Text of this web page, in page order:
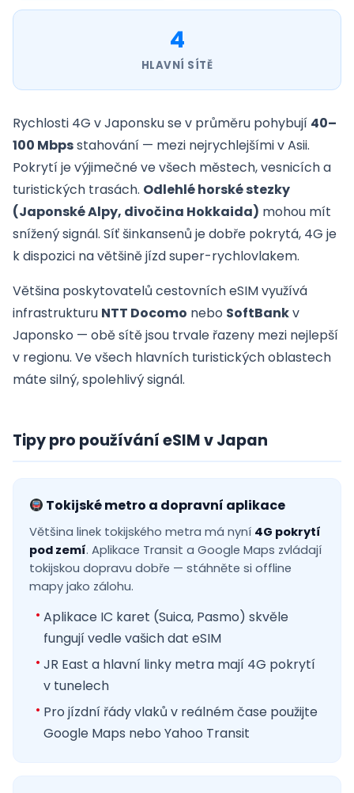
4
HLAVNÍ SÍTĚ
Rychlosti 4G v Japonsku se v průměru pohybují 40–
100 Mbpsstahování — mezi nejrychlejšími v Asii.
Pokrytí je výjimečné ve všech městech, vesnicích a
turistických trasách. Odlehlé horské stezky
(Japonské Alpy, divočina Hokkaida) mohou mít
snížený signál. Síť šinkansenů je dobře pokrytá, 4G je
k dispozici na většině jízd super-rychlovlakem.
Většina poskytovatelů cestovních eSIM využívá
infrastrukturu NTT Docomo nebo SoftBankv
Japonsko — obě sítě jsou trvale řazeny mezi nejlepší
v regionu. Ve všech hlavních turistických oblastech
máte silný, spolehlivý signál.
Tipy pro používání eSIM v Japan
Tokijské metro a dopravní aplikace
Většina linek tokijského metra má nyní 4G pokrytí
pod zemí. Aplikace Transit a Google Maps zvládají
tokijskou dopravu dobře — stáhněte si offline
mapy jako zálohu.
Aplikace IC karet (Suica, Pasmo) skvěle
fungují vedle vašich dat eSIM
JR East a hlavní linky metra mají 4G pokrytí
v tunelech
Pro jízdní řády vlaků v reálném čase použijte
Google Maps nebo Yahoo Transit